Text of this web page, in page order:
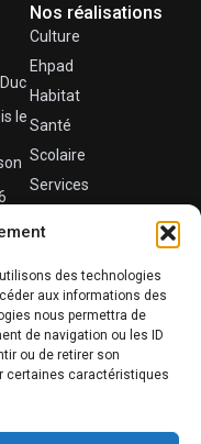
des technologies
aux informations des
nous permettra de
de navigation ou les ID
ou de retirer son
certaines caractéristiques
le
Nos réalisations
Culture
Ehpad
Habitat
Santé
Scolaire
Services
Tertiaire
Urbain